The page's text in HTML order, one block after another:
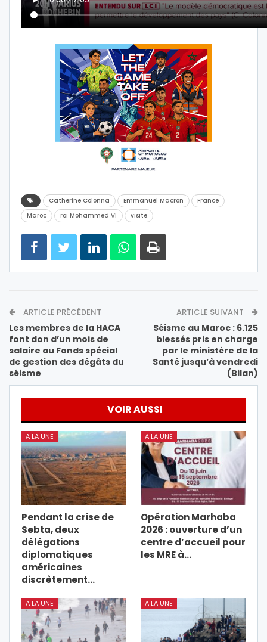
Catherine Colonna Emmanuel Macron
France
Maroc
roi Mohammed VI visite
ARTICLE PRÉCÉDENT
Les membres de la HACA
font don d’un mois de
salaire au Fonds spécial
de gestion des dégâts du
séisme
ARTICLE SUIVANT
Séisme au Maroc : 6.125
blessés pris en charge
par le ministère de la
Santé jusqu’à vendredi
(Bilan)
VOIR AUSSI
A LA UNE
Pendant la crise de
Sebta, deux
délégations
diplomatiques
américaines
discrètement…
A LA UNE
Opération Marhaba
2026 : ouverture d’un
centre d’accueil pour
les MRE à…
A LA UNE A LA UNE